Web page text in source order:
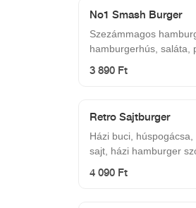
No1 Smash Burger
Szezámmagos
hamburgerhús, saláta,
cheddar sajt
3 890 Ft
Retro Sajtburger
Házi buci,
sajt, házi hamburger
4 090 Ft